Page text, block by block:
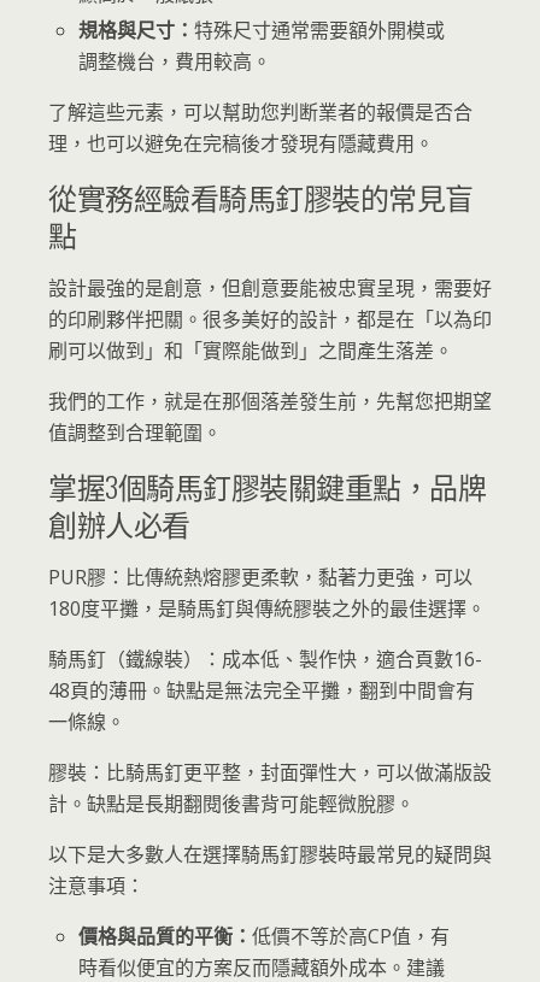
規格與尺寸：特殊尺寸通常需要額外開模或
調整機台，費用較高。
了解這些元素，可以幫助您判断業者的報價是否合
理，也可以避免在完稿後才發現有隱藏費用。
從實務經驗看騎馬釘膠裝的常見盲
點
設計最強的是創意，但創意要能被忠實呈現，需要好
的印刷夥伴把關。很多美好的設計，都是在「以為印
刷可以做到」和「實際能做到」之間產生落差。
我們的工作，就是在那個落差發生前，先幫您把期望
值調整到合理範圍。
掌握3個騎馬釘膠裝關鍵重點，品牌
創辦人必看
PUR膠：比傳統熱熔膠更柔軟，黏著力更強，可以
180度平攤，是騎馬釘與傳統膠裝之外的最佳選擇。
騎馬釘（鐵線裝）：成本低、製作快，適合頁數16-
48頁的薄冊。缺點是無法完全平攤，翻到中間會有
一條線。
膠裝：比騎馬釘更平整，封面彈性大，可以做滿版設
計。缺點是長期翻閱後書背可能輕微脫膠。
以下是大多數人在選擇騎馬釘膠裝時最常見的疑問與
注意事項：
價格與品質的平衡：低價不等於高CP值，有
時看似便宜的方案反而隱藏額外成本。建議